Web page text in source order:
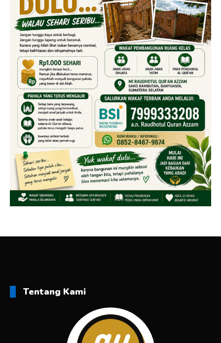
Tentang Kami